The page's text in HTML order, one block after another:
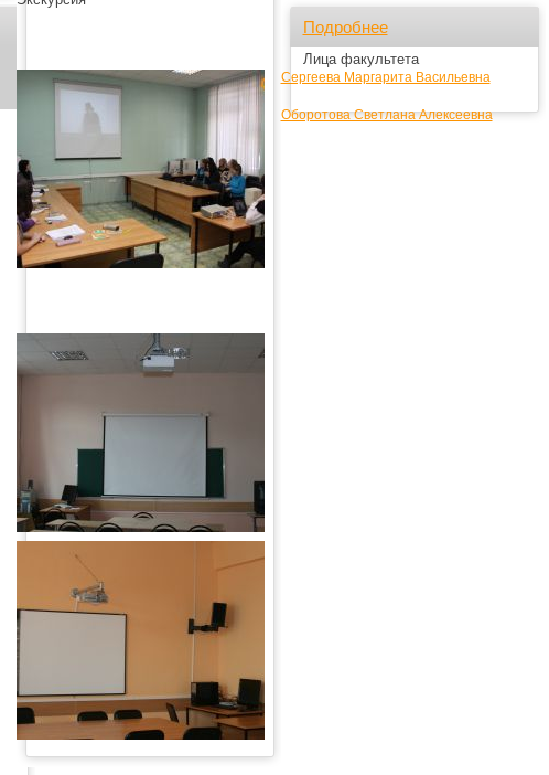
Подробнее
Лица факультета
Сергеева Маргарита Васильевна
Оборотова Светлана Алексеевна